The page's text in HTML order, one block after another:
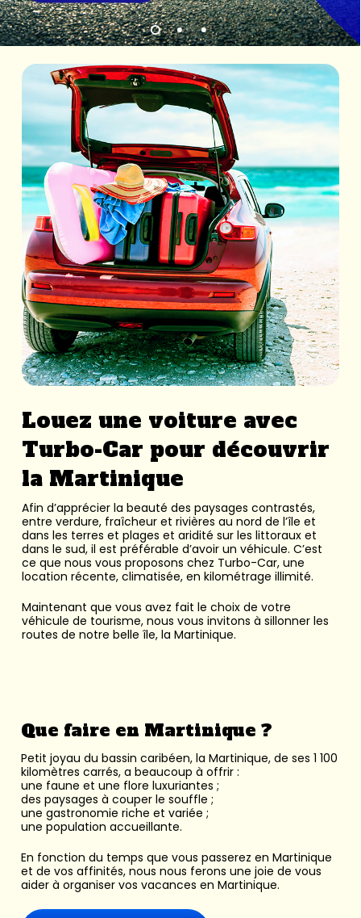
Louez une voiture avec
Turbo-Car pour découvrir
la Martinique
Afin d’apprécier la beauté des paysages contrastés,
entre verdure, fraîcheur et rivières au nord de l’île et
dans les terres et plages et aridité sur les littoraux et
dans le sud, il est préférable d’avoir un véhicule. C’est
ce que nous vous proposons chez Turbo-Car, une
location récente, climatisée, en kilométrage illimité.
Maintenant que vous avez fait le choix de votre
véhicule de tourisme, nous vous invitons à sillonner les
routes de notre belle île, la Martinique.
Que faire en Martinique ?
Petit joyau du bassin caribéen, la Martinique, de ses 1 100
kilomètres carrés, a beaucoup à offrir :
une faune et une flore luxuriantes ;
des paysages à couper le souffle ;
une gastronomie riche et variée ;
une population accueillante.
En fonction du temps que vous passerez en Martinique
et de vos affinités, nous nous ferons une joie de vous
aider à organiser vos vacances en Martinique.